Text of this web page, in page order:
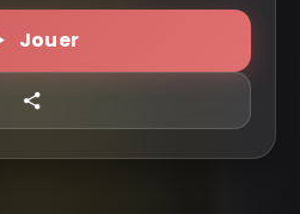
vous fera voyager dans
les illustrations de
un véritable jeu mêlant
Jouer